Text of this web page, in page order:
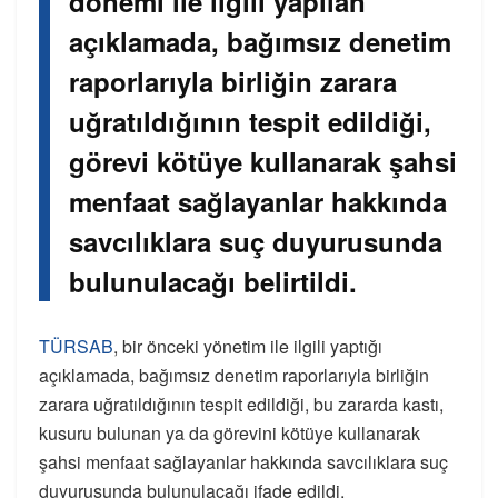
açıklamada, bağımsız denetim
raporlarıyla birliğin zarara
uğratıldığının tespit edildiği,
görevi kötüye kullanarak şahsi
menfaat sağlayanlar hakkında
savcılıklara suç duyurusunda
bulunulacağı belirtildi.
TÜRSAB, bir önceki yönetim ile ilgili yaptığı
açıklamada, bağımsız denetim raporlarıyla birliğin
zarara uğratıldığının tespit edildiği, bu zararda kastı,
kusuru bulunan ya da görevini kötüye kullanarak
şahsi menfaat sağlayanlar hakkında savcılıklara suç
duyurusunda bulunulacağı ifade edildi.